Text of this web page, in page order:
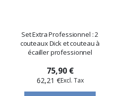
Set Extra Professionnel : 2
couteaux Dick et couteau à
écailler professionnel
75,90 €
62,21 €